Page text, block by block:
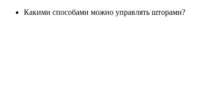
Какими способами можно управлять шторами?